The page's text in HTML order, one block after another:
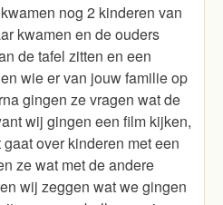
nog 2 kinderen van
kwamen en de ouders
de tafel zitten en een
wie er van jouw familie op
gingen ze vragen wat de
wij gingen een film kijken,
over kinderen met een
ze wat met de andere
wij zeggen wat we gingen